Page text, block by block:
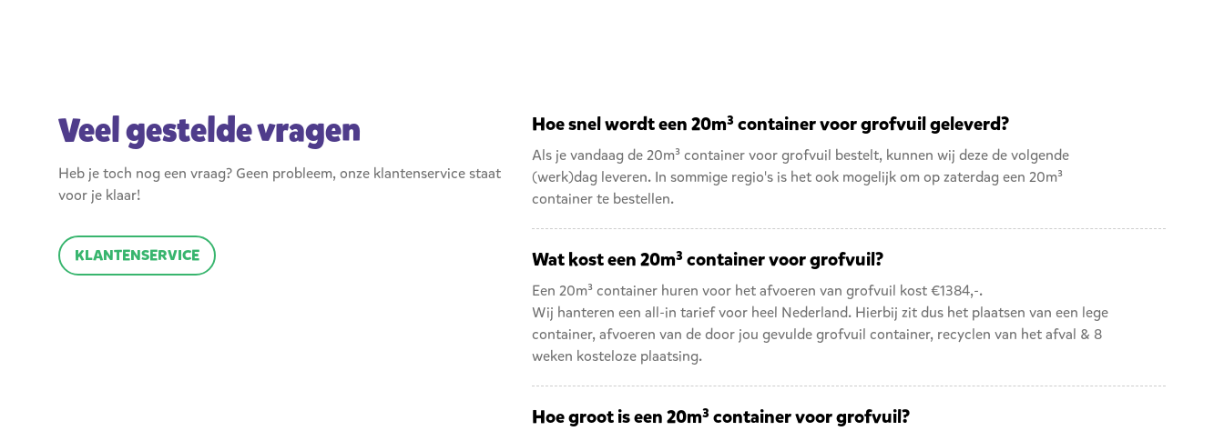
Veel gestelde vragen
Heb je toch nog een vraag? Geen probleem, onze klantenservice staat
voor je klaar!
KLANTENSERVICE
Hoe snel wordt een 20m³ container voor grofvuil geleverd?
Als je vandaag de 20m³ container voor grofvuil bestelt, kunnen wij deze de volgende
(werk)dag leveren. In sommige regio's is het ook mogelijk om op zaterdag een 20m³
containerte bestellen.
Wat kost een 20m³ container voor grofvuil?
Een 20m³ container huren voor het afvoeren van grofvuil kost €1384,-.
Wij hanteren een all-in tarief voor heel Nederland. Hierbij zit dus het plaatsen van een lege
container, afvoeren van de door jou gevulde grofvuil container, recyclen van het afval & 8
weken kosteloze plaatsing.
Hoe groot is een 20m³ container voor grofvuil?